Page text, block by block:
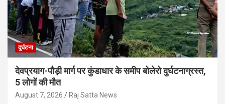
दुर्घटना
देवप्रयाग-पौड़ी मार्ग पर कुंडाधार के समीप बोलेरो दुर्घटनाग्रस्त,
5 लोगों की मौत
August 7, 2026 Raj Satta News